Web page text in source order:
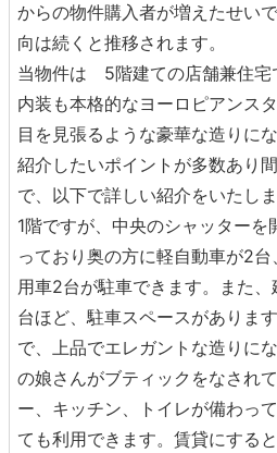
からの物件購入者が増えたせい
向は続くと推移されます。
当物件は 5階建ての店舗兼住宅
内装も本格的なヨーロピアンス
目を見張るような豪華な造りに
紹介したいポイントが多数あり
で、以下で詳しい紹介をいた
1階ですが、中央のシャッター
っており奥の方に軽自動車が2
用車2台が駐車できます。また
台ほど、駐車スペースがありま
で、上品でエレガントな造りに
の娘さんがブティックをなされ
ー、キッチン、トイレが備わっ
ても利用できます。賃貸にする